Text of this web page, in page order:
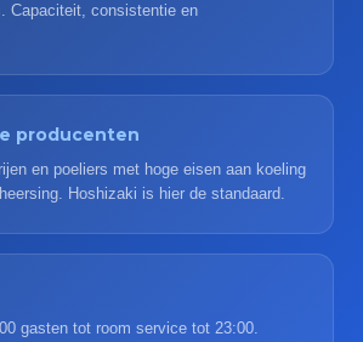
Capaciteit, consistentie en
producenten
en poeliers met hoge eisen aan koeling
Hoshizaki is hier de standaard.
gasten tot room service tot 23:00.